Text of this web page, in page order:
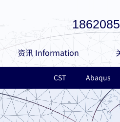
资讯 Information
CST Abaqus